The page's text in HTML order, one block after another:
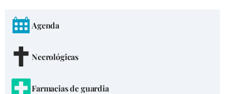
Agenda
Necrológicas
Farmacias de guardia